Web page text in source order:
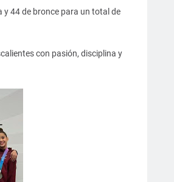
y 44 de bronce para un total de
con pasión, disciplina y